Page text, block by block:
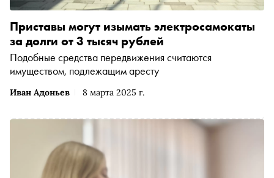
Иван Адоньев 8 марта 2025 г.
Приставы могут изымать электросамокаты
за долги от 3 тысяч рублей
Подобные средства передвижения считаются
имуществом, подлежащим аресту